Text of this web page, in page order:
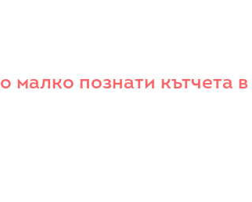
малко познати кътчета в